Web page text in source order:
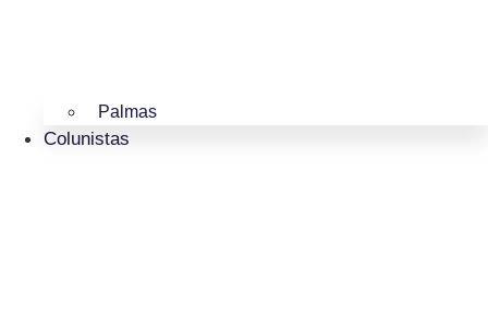
Palmas
Colunistas